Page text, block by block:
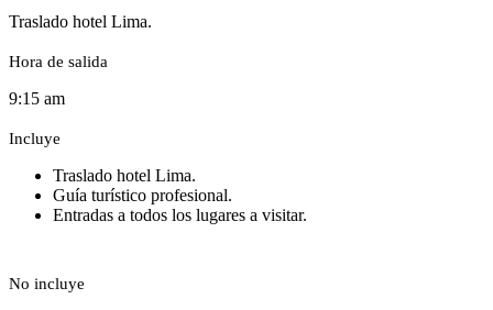
Traslado hotel Lima.
Hora de salida
9:15 am
Incluye
Traslado hotel Lima.
Guía turístico profesional.
Entradas a todos los lugares a visitar.
No incluye